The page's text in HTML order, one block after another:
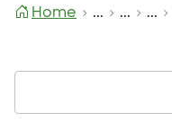
Home ... ... ...